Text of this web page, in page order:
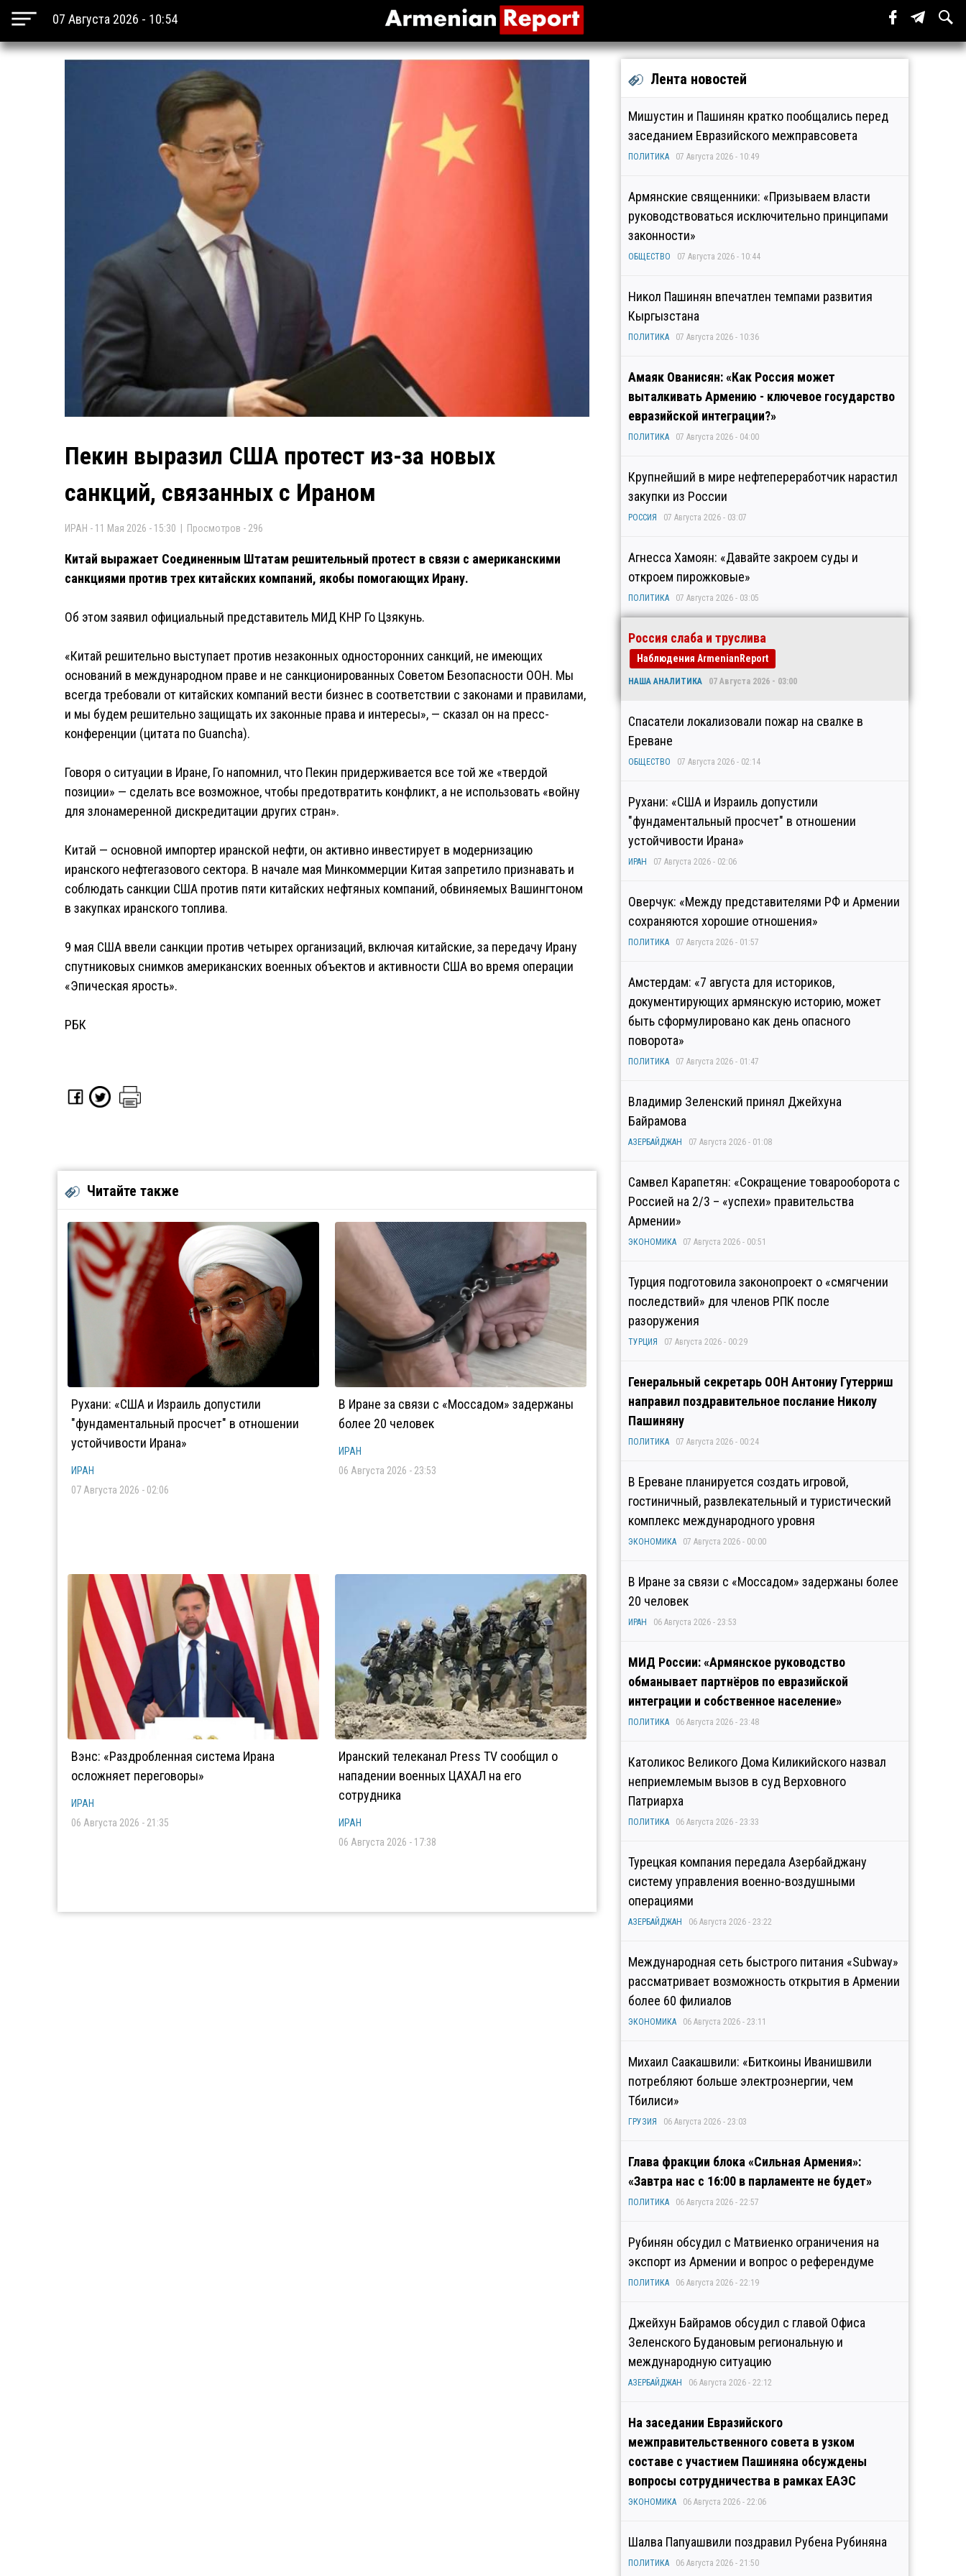
07 Августа 2026 - 10:54
Пекин выразил США протест из-за новых
санкций, связанных с Ираном
ИРАН - 11 Мая 2026 - 15:30 | Просмотров - 296
Китай выражает Соединенным Штатам решительный протест в связи с американскими
санкциями против трех китайских компаний, якобы помогающих Ирану.
Об этом заявил официальный представитель МИД КНР Го Цзякунь.
«Китай решительно выступает против незаконных односторонних санкций, не имеющих
оснований в международном праве и не санкционированных Советом Безопасности ООН. Мы
всегда требовали от китайских компаний вести бизнес в соответствии с законами и правилами,
и мы будем решительно защищать их законные права и интересы», — сказал он на пресс-
конференции (цитата по Guancha).
Говоря о ситуации в Иране, Го напомнил, что Пекин придерживается все той же «твердой
позиции» — сделать все возможное, чтобы предотвратить конфликт, а не использовать «войну
для злонамеренной дискредитации других стран».
Китай — основной импортер иранской нефти, он активно инвестирует в модернизацию
иранского нефтегазового сектора. В начале мая Минкоммерции Китая запретило признавать и
соблюдать санкции США против пяти китайских нефтяных компаний, обвиняемых Вашингтоном
в закупках иранского топлива.
9 мая США ввели санкции против четырех организаций, включая китайские, за передачу Ирану
спутниковых снимков американских военных объектов и активности США во время операции
«Эпическая ярость».
РБК
Читайте также
Рухани: «США и Израиль допустили
"фундаментальный просчет" в отношении
устойчивости Ирана»
ИРАН
07 Августа 2026 - 02:06
В Иране за связи с «Моссадом» задержаны
более 20 человек
ИРАН
06 Августа 2026 - 23:53
Вэнс: «Раздробленная система Ирана
осложняет переговоры»
ИРАН
06 Августа 2026 - 21:35
Иранский телеканал Press TV сообщил о
нападении военных ЦАХАЛ на его
сотрудника
ИРАН
06 Августа 2026 - 17:38
Лента новостей
Мишустин и Пашинян кратко пообщались перед
заседанием Евразийского межправсовета
ПОЛИТИКА 07 Августа 2026 - 10:49
Армянские священники: «Призываем власти
руководствоваться исключительно принципами
законности»
ОБЩЕСТВО 07 Августа 2026 - 10:44
Никол Пашинян впечатлен темпами развития
Кыргызстана
ПОЛИТИКА 07 Августа 2026 - 10:36
Амаяк Ованисян: «Как Россия может
выталкивать Армению - ключевое государство
евразийской интеграции?»
ПОЛИТИКА 07 Августа 2026 - 04:00
Крупнейший в мире нефтепереработчик нарастил
закупки из России
РОССИЯ 07 Августа 2026 - 03:07
Агнесса Хамоян: «Давайте закроем суды и
откроем пирожковые»
ПОЛИТИКА 07 Августа 2026 - 03:05
Россия слаба и труслива
Наблюдения ArmenianReport
НАША АНАЛИТИКА 07 Августа 2026 - 03:00
Спасатели локализовали пожар на свалке в
Ереване
ОБЩЕСТВО 07 Августа 2026 - 02:14
Рухани: «США и Израиль допустили
"фундаментальный просчет" в отношении
устойчивости Ирана»
ИРАН 07 Августа 2026 - 02:06
Оверчук: «Между представителями РФ и Армении
сохраняются хорошие отношения»
ПОЛИТИКА 07 Августа 2026 - 01:57
Амстердам: «7 августа для историков,
документирующих армянскую историю, может
быть сформулировано как день опасного
поворота»
ПОЛИТИКА 07 Августа 2026 - 01:47
Владимир Зеленский принял Джейхуна
Байрамова
АЗЕРБАЙДЖАН 07 Августа 2026 - 01:08
Самвел Карапетян: «Сокращение товарооборота с
Россией на 2/3 – «успехи» правительства
Армении»
ЭКОНОМИКА 07 Августа 2026 - 00:51
Турция подготовила законопроект о «смягчении
последствий» для членов РПК после
разоружения
ТУРЦИЯ 07 Августа 2026 - 00:29
Генеральный секретарь ООН Антониу Гутерриш
направил поздравительное послание Николу
Пашиняну
ПОЛИТИКА 07 Августа 2026 - 00:24
В Ереване планируется создать игровой,
гостиничный, развлекательный и туристический
комплекс международного уровня
ЭКОНОМИКА 07 Августа 2026 - 00:00
В Иране за связи с «Моссадом» задержаны более
20 человек
ИРАН 06 Августа 2026 - 23:53
МИД России: «Армянское руководство
обманывает партнёров по евразийской
интеграции и собственное население»
ПОЛИТИКА 06 Августа 2026 - 23:48
Католикос Великого Дома Киликийского назвал
неприемлемым вызов в суд Верховного
Патриарха
ПОЛИТИКА 06 Августа 2026 - 23:33
Турецкая компания передала Азербайджану
систему управления военно-воздушными
операциями
АЗЕРБАЙДЖАН 06 Августа 2026 - 23:22
Международная сеть быстрого питания «Subway»
рассматривает возможность открытия в Армении
более 60 филиалов
ЭКОНОМИКА 06 Августа 2026 - 23:11
Михаил Саакашвили: «Биткоины Иванишвили
потребляют больше электроэнергии, чем
Тбилиси»
ГРУЗИЯ 06 Августа 2026 - 23:03
Глава фракции блока «Сильная Армения»:
«Завтра нас с 16:00 в парламенте не будет»
ПОЛИТИКА 06 Августа 2026 - 22:57
Рубинян обсудил с Матвиенко ограничения на
экспорт из Армении и вопрос о референдуме
ПОЛИТИКА 06 Августа 2026 - 22:19
Джейхун Байрамов обсудил с главой Офиса
Зеленского Будановым региональную и
международную ситуацию
АЗЕРБАЙДЖАН 06 Августа 2026 - 22:12
На заседании Евразийского
межправительственного совета в узком
составе с участием Пашиняна обсуждены
вопросы сотрудничества в рамках ЕАЭС
ЭКОНОМИКА 06 Августа 2026 - 22:06
Шалва Папуашвили поздравил Рубена Рубиняна
ПОЛИТИКА 06 Августа 2026 - 21:50